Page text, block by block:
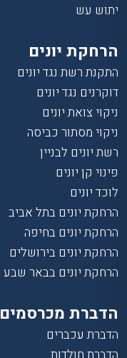
יתוש עש
הרחקת יונים
התקנת רשת נגד יונים
דוקרנים נגד יונים
ניקוי צואת יונים
ניקוי מסתור כביסה
רשת יונים לבניין
פינוי קן יונים
לוכד יונים
הרחקת יונים בתל אביב
הרחקת יונים בחיפה
הרחקת יונים בירושלים
הרחקת יונים בבאר שבע
הדברת מכרסמים
הדברת עכברים